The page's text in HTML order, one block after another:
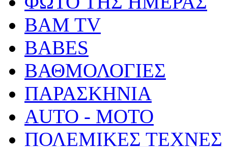
BAM TV
BABES
ΒΑΘΜΟΛΟΓΙΕΣ
ΠΑΡΑΣΚΗΝΙΑ
AUTO - MOTO
ΠΟΛΕΜΙΚΕΣ ΤΕΧΝΕΣ